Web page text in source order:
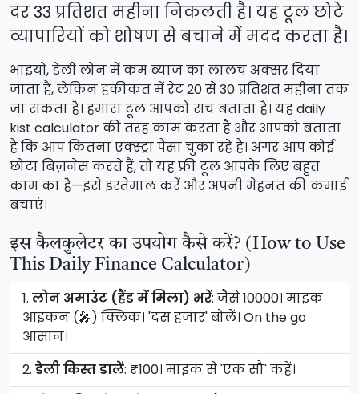
दर 33 प्रतिशत महीना निकलती है। यह टूल छोटे
व्यापारियों को शोषण से बचाने में मदद करता है।
भाइयों, डेली लोन में कम ब्याज का लालच अक्सर दिया
जाता है, लेकिन हकीकत में रेट 20 से 30 प्रतिशत महीना तक
जा सकता है। हमारा टूल आपको सच बताता है। यह daily
kist calculator की तरह काम करता है और आपको बताता
है कि आप कितना एक्स्ट्रा पैसा चुका रहे हैं। अगर आप कोई
छोटा बिज़नेस करते हैं, तो यह फ्री टूल आपके लिए बहुत
काम का है—इसे इस्तेमाल करें और अपनी मेहनत की कमाई
बचाएं।
इस कैलकुलेटर का उपयोग कैसे करें? (How to Use
This Daily Finance Calculator)
1. लोन अमाउंट (हैंड में मिला) भरें: जैसे 10000। माइक
आइकन (🎤) क्लिक। 'दस हजार' बोलें। On the go
आसान।
2. डेली किस्त डालें: ₹100। माइक से 'एक सौ' कहें।